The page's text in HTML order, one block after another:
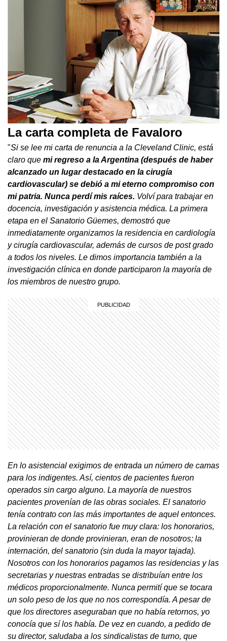
La carta completa de Favaloro
"Si se lee mi carta de renuncia a la Cleveland Clinic, está
claro que mi regreso a la Argentina (después de haber
alcanzado un lugar destacado en la cirugía
cardiovascular) se debió a mi eterno compromiso con
mi patria. Nunca perdí mis raíces. Volví para trabajar en
docencia, investigación y asistencia médica. La primera
etapa en el Sanatorio Güemes, demostró que
inmediatamente organizamos la residencia en cardiología
y cirugía cardiovascular, además de cursos de post grado
a todos los niveles. Le dimos importancia también a la
investigación clínica en donde participaron la mayoría de
los miembros de nuestro grupo.
En lo asistencial exigimos de entrada un número de camas
para los indigentes. Así, cientos de pacientes fueron
operados sin cargo alguno. La mayoría de nuestros
pacientes provenían de las obras sociales. El sanatorio
tenía contrato con las más importantes de aquel entonces.
La relación con el sanatorio fue muy clara: los honorarios,
provinieran de donde provinieran, eran de nosotros; la
internación, del sanatorio (sin duda la mayor tajada).
Nosotros con los honorarios pagamos las residencias y las
secretarias y nuestras entradas se distribuían entre los
médicos proporcionalmente. Nunca permití que se tocara
un solo peso de los que no nos correspondía. A pesar de
que los directores aseguraban que no había retornos, yo
conocía que sí los había. De vez en cuando, a pedido de
su director, saludaba a los sindicalistas de turno, que